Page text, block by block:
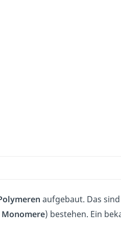
aufgebaut. Das
Monomere) bestehen. Ein